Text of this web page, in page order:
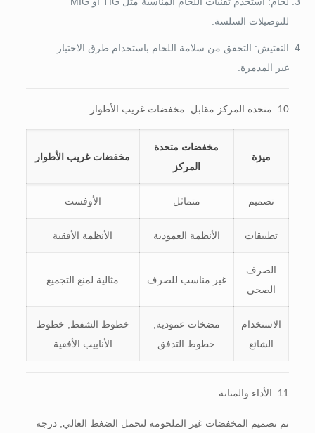
للتوصيلات السلسة.
التفتيش: التحقق من سلامة اللحام باستخدام طرق الاختبار
غير المدمرة.
10. متحدة المركز مقابل. مخفضات غريب الأطوار
ميزة
مخفضات متحدة
المركز
مخفضات غريب الأطوار
تصميم متماثل الأوفست
تطبيقات الأنظمة العمودية الأنظمة الأفقية
الصرف
الصحي
غير مناسب للصرف مثالية لمنع التجميع
الاستخدام
الشائع
مضخات عمودية,
خطوط التدفق
خطوط الشفط, خطوط
الأنابيب الأفقية
11. الأداء والمتانة
تم تصميم المخفضات غير الملحومة لتحمل الضغط العالي, درجة